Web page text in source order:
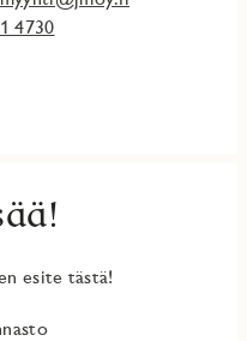
4730
esite tästä!